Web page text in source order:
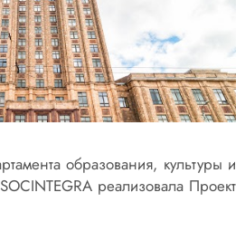
образования, культуры и
реализовала Проект